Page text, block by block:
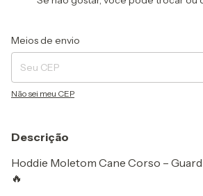
Entregas para o CEP:
Meios de envio
Não sei meu CEP
Descrição
Hoddie Moletom Cane Corso –
🔥